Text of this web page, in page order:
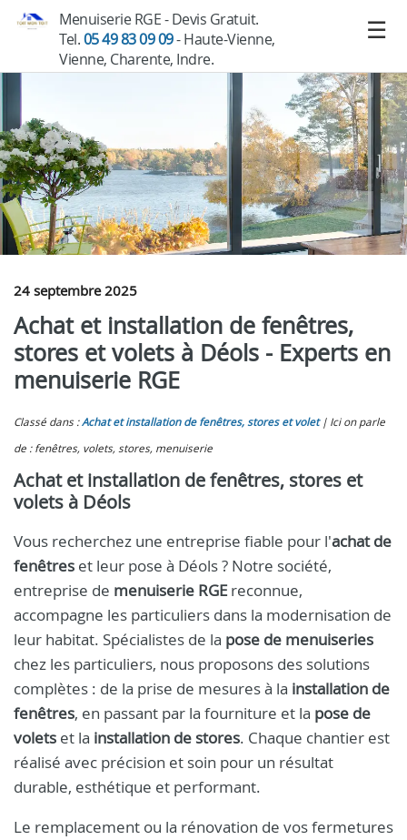
Menuiserie RGE - Devis Gratuit.
Tel.05 49 83 09 09- Haute-Vienne,
Vienne, Charente, Indre.
24 septembre 2025
Achat et installation de fenêtres,
stores et volets à Déols - Experts en
menuiserie RGE
Classé dans :Achat et installation de fenêtres, stores et volet
Ici on parle
de : fenêtres, volets, stores, menuiserie
Achat et installation de fenêtres, stores et
volets à Déols
Vous recherchez une entreprise fiable pour l'achat de
fenêtres et leur pose à Déols ? Notre société,
entreprise de menuiserie RGEreconnue,
accompagne les particuliers dans la modernisation de
leur habitat. Spécialistes de la pose de menuiseries
chez les particuliers, nous proposons des solutions
complètes : de la prise de mesures à la installation de
fenêtres, en passant par la fourniture et la pose de
volets et la installation de stores. Chaque chantier est
réalisé avec précision et soin pour un résultat
durable, esthétique et performant.
Le remplacement ou la rénovation de vos fermetures